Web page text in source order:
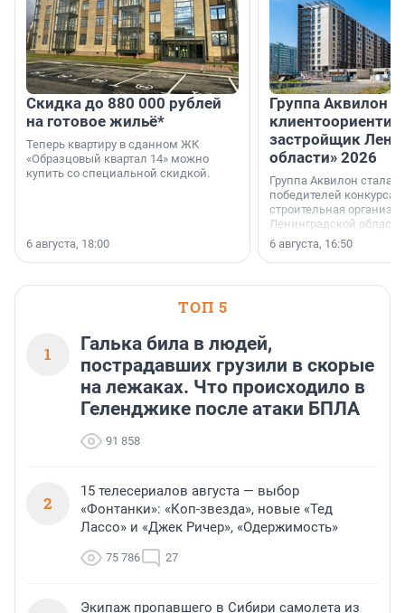
Скидка до 880 000 рублей
на готовое жильё*
Теперь квартиру в сданном ЖК
«Образцовый квартал 14» можно
купить со специальной скидкой.
6 августа, 18:00
Группа Аквилон
застройщик
области» 2026
Группа Аквилон стала
победителей конкурса
строительная
Ленинградской области
номинации «Самый
застройщик
области».
6 августа, 16:50
ТОП 5
1
Галька била в людей,
пострадавших грузили в скорые
на лежаках. Что происходило в
Геленджике после атаки БПЛА
91 858
2
15 телесериалов августа — выбор
«Фонтанки»: «Коп-звезда», новые «Тед
Лассо» и «Джек Ричер», «Одержимость»
75 786 27
Экипаж пропавшего в Сибири самолета из